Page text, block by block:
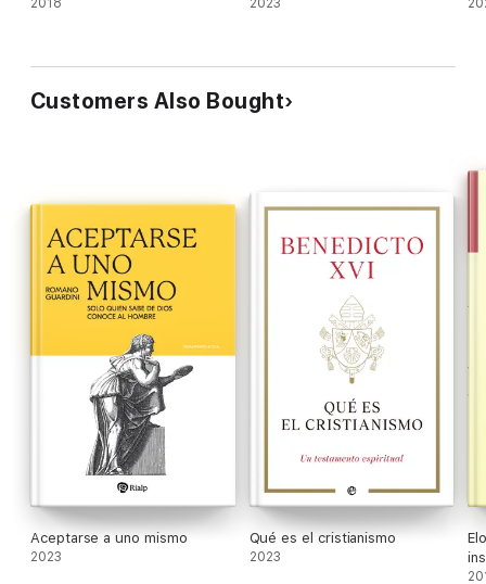
2018 2023
Customers Also Bought
Aceptarse a uno mismo
2023
Qué es el cristianismo
2023